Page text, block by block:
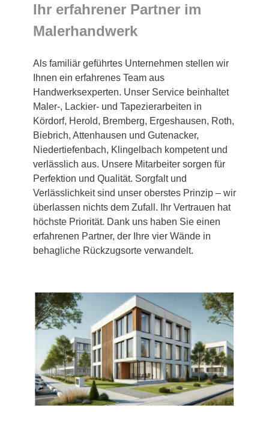
Ihr erfahrener Partner im
Malerhandwerk
Als familiär geführtes Unternehmen stellen wir
Ihnen ein erfahrenes Team aus
Handwerksexperten. Unser Service beinhaltet
Maler-, Lackier- und Tapezierarbeiten in
Kördorf, Herold, Bremberg, Ergeshausen, Roth,
Biebrich, Attenhausen und Gutenacker,
Niedertiefenbach, Klingelbach kompetent und
verlässlich aus. Unsere Mitarbeiter sorgen für
Perfektion und Qualität. Sorgfalt und
Verlässlichkeit sind unser oberstes Prinzip – wir
überlassen nichts dem Zufall. Ihr Vertrauen hat
höchste Priorität. Dank uns haben Sie einen
erfahrenen Partner, der Ihre vier Wände in
behagliche Rückzugsorte verwandelt.